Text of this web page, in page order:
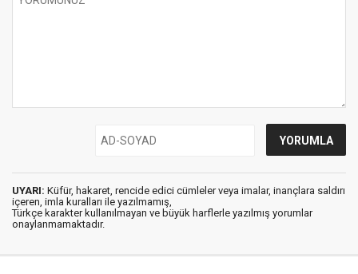
UYARI: Küfür, hakaret, rencide edici cümleler veya imalar, inançlara saldırı
içeren, imla kuralları ile yazılmamış,
Türkçe karakter kullanılmayan ve büyük harflerle yazılmış yorumlar
onaylanmamaktadır.